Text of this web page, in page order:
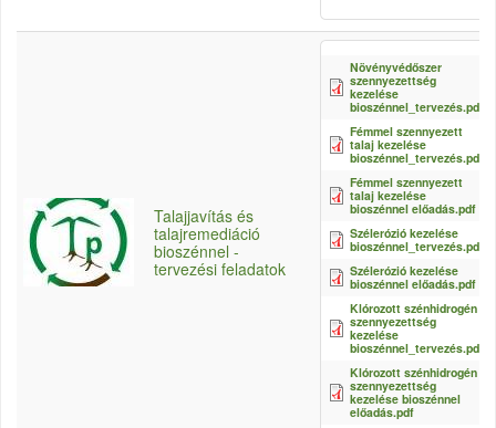
Talajjavítás és
talajremediáció
bioszénnel -
tervezési feladatok
Növényvédőszer
szennyezettség
kezelése
bioszénnel_tervezés.pdf
Fémmel szennyezett
talaj kezelése
bioszénnel_tervezés.pdf
Fémmel szennyezett
talaj kezelése
bioszénnel előadás.pdf
Szélerózió kezelése
bioszénnel_tervezés.pdf
Szélerózió kezelése
bioszénnel előadás.pdf
Klórozott szénhidrogén
szennyezettség
kezelése
bioszénnel_tervezés.pdf
Klórozott szénhidrogén
szennyezettség
kezelése bioszénnel
előadás.pdf